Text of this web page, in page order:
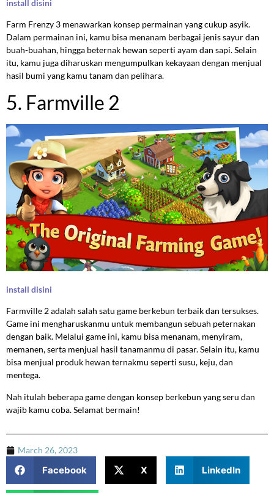
install disini
Farm Frenzy 3 menawarkan konsep permainan yang cukup asyik.
Dalam permainan ini, kamu bisa menanam berbagai jenis sayur dan
buah-buahan, hingga beternak hewan seperti ayam dan sapi. Selain
itu, kamu juga diharuskan mengumpulkan kekayaan dengan menjual
hasil bumi yang kamu tanam dan pelihara.
5. Farmville 2
install disini
Farmville 2 adalah salah satu game berkebun terbaik dan tersukses.
Game ini mengharuskanmu untuk membangun sebuah peternakan
dengan baik. Melalui game ini, kamu bisa menanam, menyiram,
memanen, serta menjual hasil tanamanmu di pasar. Selain itu, kamu
bisa menjual produk hewan ternakmu seperti susu, keju, dan
mentega.
Nah itulah beberapa game dengan konsep berkebun yang seru dan
wajib kamu coba. Selamat bermain!
March 26, 2023
Facebook X LinkedIn